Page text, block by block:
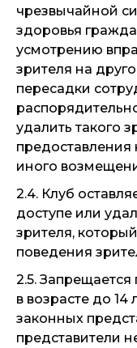
чрезвычайной
здоровья
усмотрению
зрителя на
пересадки
удалить такого
иного
2.4. Клуб
доступе или
зрителя,
поведения
2.5.
в возрасте до
законных
представители